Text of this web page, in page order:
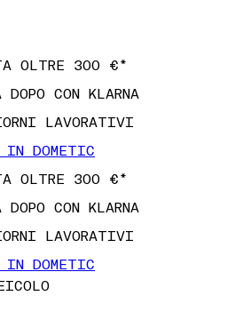
OLTRE 300 €*
CON KLARNA
LAVORATIVI
IN DOMETIC
OLTRE 300 €*
CON KLARNA
LAVORATIVI
IN DOMETIC